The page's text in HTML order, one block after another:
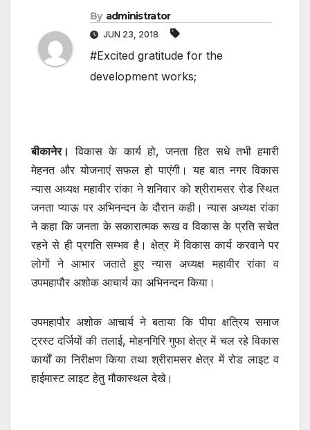
By administrator
JUN 23, 2018
#Excited gratitude for the
development works;
बीकानेर। विकास के कार्य हो, जनता हित सधे तभी हमारी
मेहनत और योजनाएं सफल हो पाएंगी। यह बात नगर विकास
न्यास अध्यक्ष महावीर रांका ने शनिवार को श्रीरामसर रोड स्थित
जनता प्याऊ पर अभिनन्दन के दौरान कही। न्यास अध्यक्ष रांका
ने कहा कि जनता के सकारात्मक रूख व विकास के प्रति सचेत
रहने से ही प्रगति सम्भव है। क्षेत्र में विकास कार्य करवाने पर
लोगों ने आभार जताते हुए न्यास अध्यक्ष महावीर रांका व
उपमहापौर अशोक आचार्य का अभिनन्दन किया।
उपमहापौर अशोक आचार्य ने बताया कि पीपा क्षत्रिय समाज
ट्रस्ट दर्जियों की तलाई, मोहनगिरि गुफा क्षेत्र में चल रहे विकास
कार्यों का निरीक्षण किया तथा श्रीरामसर क्षेत्र में रोड लाइट व
हाईमास्ट लाइट हेतु मौकास्थल देखे।